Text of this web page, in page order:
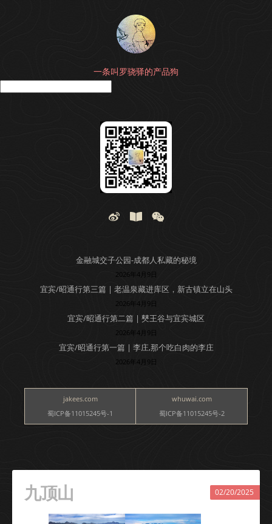
一条叫罗骁驿的产品狗
金融城交子公园-成都人私藏的秘境
2026年4月9日
宜宾/昭通行第三篇 | 老温泉藏进库区，新古镇立在山头
2026年4月9日
宜宾/昭通行第二篇 | 僰王谷与宜宾城区
2026年4月9日
宜宾/昭通行第一篇 | 李庄,那个吃白肉的李庄
2026年4月9日
jakees.com
蜀ICP备11015245号-1
whuwai.com
蜀ICP备11015245号-2
九顶山 02/20/2025